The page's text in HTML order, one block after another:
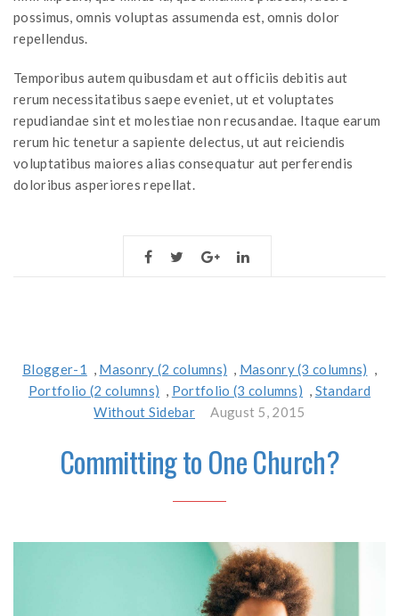
possimus, omnis voluptas assumenda est, omnis dolor
repellendus.
Temporibus autem quibusdam et aut officiis debitis aut
rerum necessitatibus saepe eveniet, ut et voluptates
repudiandae sint et molestiae non recusandae. Itaque earum
rerum hic tenetur a sapiente delectus, ut aut reiciendis
voluptatibus maiores alias consequatur aut perferendis
doloribus asperiores repellat.
Blogger-1 , Masonry (2 columns) , Masonry (3 columns) ,
Portfolio (2 columns) , Portfolio (3 columns) , Standard
Without Sidebar
August 5, 2015
Committing to One Church?